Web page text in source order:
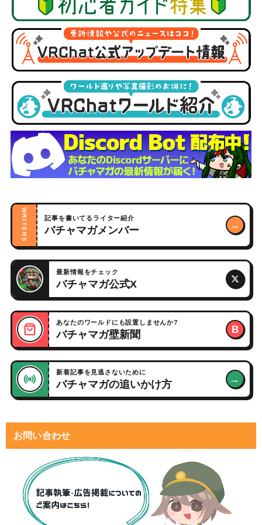
WRITERS 記事を書いてるライター紹介
バチャマガメンバー →
最新情報をチェック
バチャマガ公式X
あなたのワールドにも設置しませんか?
バチャマガ壁新聞 B
新着記事を見逃さないために
バチャマガの追いかけ方 →
お問い合わせ